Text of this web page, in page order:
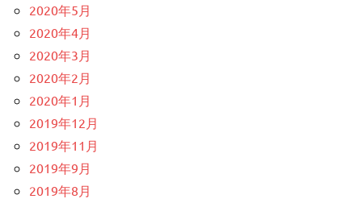
2020年5月
2020年4月
2020年3月
2020年2月
2020年1月
2019年12月
2019年11月
2019年9月
2019年8月